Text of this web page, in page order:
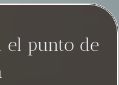
el punto de